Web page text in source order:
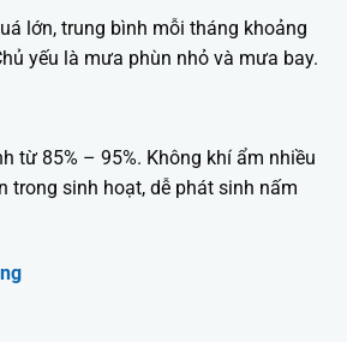
lớn, trung bình mỗi tháng khoảng
yếu là mưa phùn nhỏ và mưa bay.
từ 85% – 95%. Không khí ẩm nhiều
trong sinh hoạt, dễ phát sinh nấm